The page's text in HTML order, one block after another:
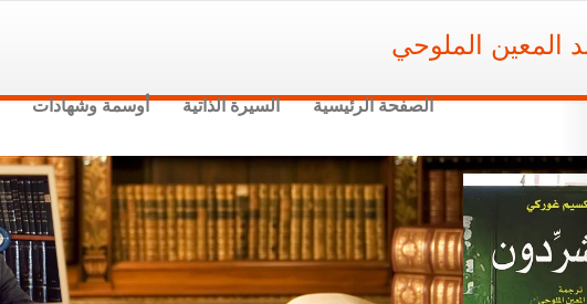
المعين الملوحي
الصفحة الرئيسية السيرة الذاتية أوسمة وشهادات